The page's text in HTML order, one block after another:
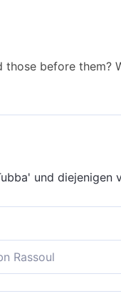
before them?
und diejenigen
und jene, die
Rassoul